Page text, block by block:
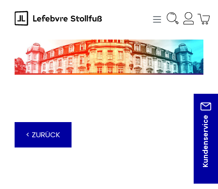
springen
Kundenservice
< ZURÜCK